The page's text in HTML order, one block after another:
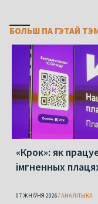
БОЛЬШ ПА ГЭТАЙ
«Крок»: як
імгненных
07 ЖНІЎНЯ 2026 АНАЛІТЫКА